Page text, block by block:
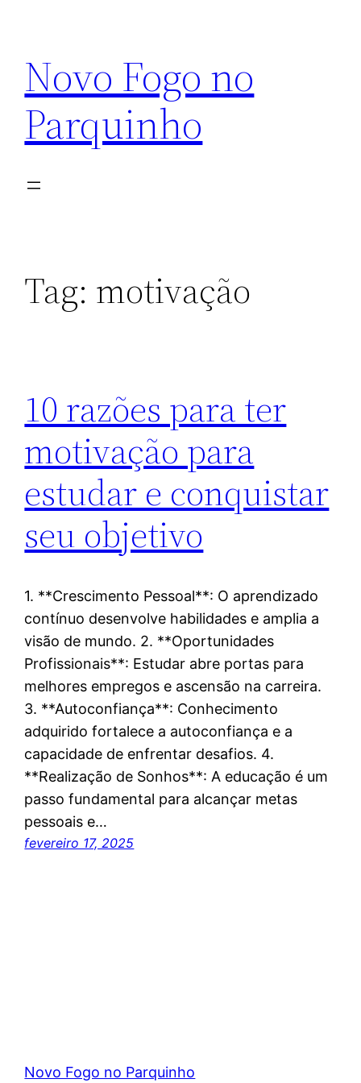
conteúdo
Novo Fogo no
Parquinho
Tag: motivação
10 razões para ter
motivação para
estudar e conquistar
seu objetivo
1. **Crescimento Pessoal**: O aprendizado
contínuo desenvolve habilidades e amplia a
visão de mundo. 2. **Oportunidades
Profissionais**: Estudar abre portas para
melhores empregos e ascensão na carreira.
3. **Autoconfiança**: Conhecimento
adquirido fortalece a autoconfiança e a
capacidade de enfrentar desafios. 4.
**Realização de Sonhos**: A educação é um
passo fundamental para alcançar metas
pessoais e…
fevereiro 17, 2025
Novo Fogo no Parquinho